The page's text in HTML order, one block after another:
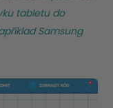
tabletu do
Samsung